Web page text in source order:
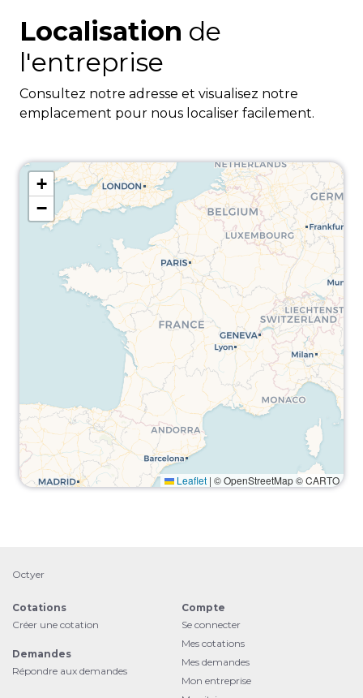
Localisation de
l'entreprise
Consultez notre adresse et visualisez notre
emplacement pour nous localiser facilement.
+
−
Leaflet | © OpenStreetMap © CARTO
Octyer
Cotations
Créer une cotation
Demandes
Répondre aux demandes
Compte
Se connecter
Mes cotations
Mes demandes
Mon entreprise